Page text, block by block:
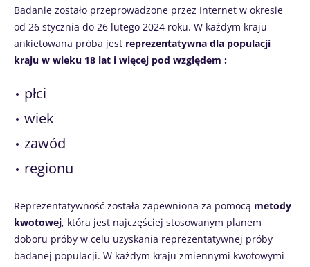
Badanie zostało przeprowadzone przez Internet w okresie
od 26 stycznia do 26 lutego 2024 roku. W każdym kraju
ankietowana próba jest reprezentatywna dla populacji
kraju w wieku 18 lat i więcej pod względem :
płci
wiek
zawód
regionu
Reprezentatywność została zapewniona za pomocą metody
kwotowej, która jest najczęściej stosowanym planem
doboru próby w celu uzyskania reprezentatywnej próby
badanej populacji. W każdym kraju zmiennymi kwotowymi